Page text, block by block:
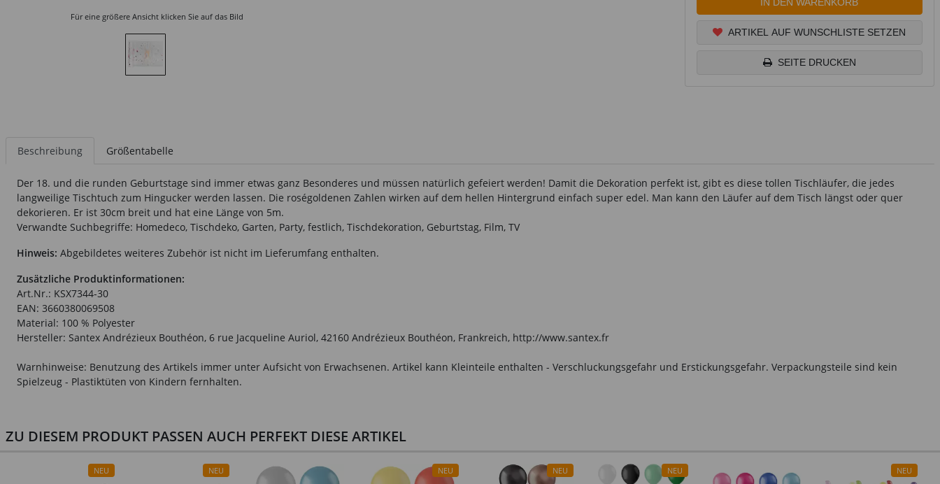
Für eine größere Ansicht klicken Sie auf das Bild
ARTIKEL AUF WUNSCHLISTE SETZEN
SEITE DRUCKEN
Beschreibung Größentabelle
Der 18. und die runden Geburtstage sind immer etwas ganz Besonderes und müssen natürlich gefeiert werden! Damit die Dekoration perfekt ist, gibt es diese tollen Tischläufer, die jedes
langweilige Tischtuch zum Hingucker werden lassen. Die roségoldenen Zahlen wirken auf dem hellen Hintergrund einfach super edel. Man kann den Läufer auf dem Tisch längst oder quer
dekorieren. Er ist 30cm breit und hat eine Länge von 5m.
Verwandte Suchbegriffe: Homedeco, Tischdeko, Garten, Party, festlich, Tischdekoration, Geburtstag, Film, TV
Hinweis: Abgebildetes weiteres Zubehör ist nicht im Lieferumfang enthalten.
Zusätzliche Produktinformationen:
Art.Nr.: KSX7344-30
EAN: 3660380069508
Material: 100 % Polyester
Hersteller: Santex Andrézieux Bouthéon, 6 rue Jacqueline Auriol, 42160 Andrézieux Bouthéon, Frankreich, http://www.santex.fr
Warnhinweise: Benutzung des Artikels immer unter Aufsicht von Erwachsenen. Artikel kann Kleinteile enthalten - Verschluckungsgefahr und Erstickungsgefahr. Verpackungsteile sind kein
Spielzeug - Plastiktüten von Kindern fernhalten.
ZU DIESEM PRODUKT PASSEN AUCH PERFEKT DIESE ARTIKEL
NEU NEU NEU NEU NEU NEU